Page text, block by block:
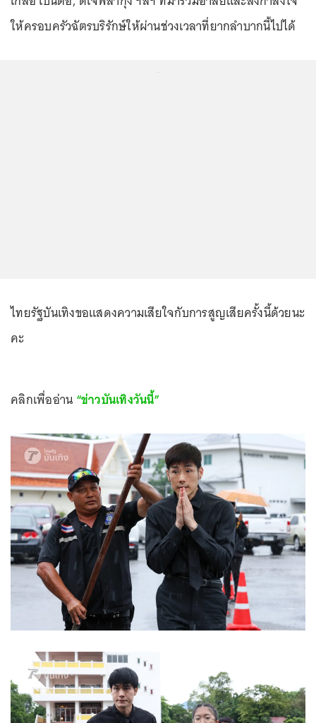
ให้ครอบครัวฉัตรบริรักษ์ให้ผ่านช่วงเวลาที่ยากลำบากนี้ไปได้
ไทยรัฐบันเทิงขอแสดงความเสียใจกับการสูญเสียครั้งนี้ด้วยนะ
คะ
คลิกเพื่ออ่าน “ข่าวบันเทิงวันนี้”